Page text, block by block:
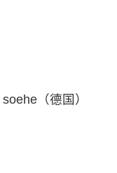
（德国）